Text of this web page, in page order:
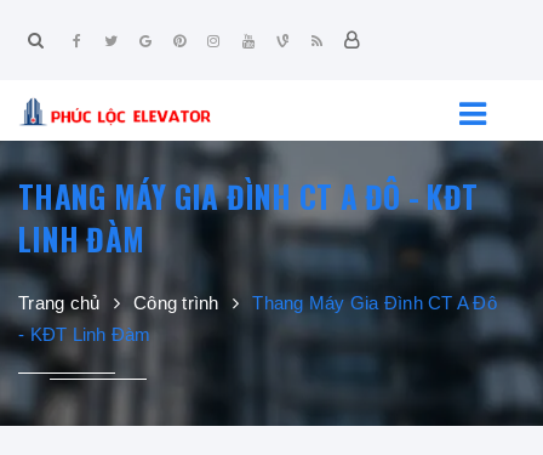
THANG MÁY GIA ĐÌNH CT A ĐÔ - KĐT
LINH ĐÀM
Trang chủ Công trình
Thang Máy Gia Đình CT A Đô
- KĐT Linh Đàm